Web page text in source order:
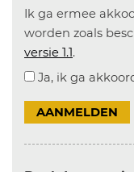
Ik ga ermee
worden zoals
versie 1.1.
Ja, ik ga
AANMELDEN